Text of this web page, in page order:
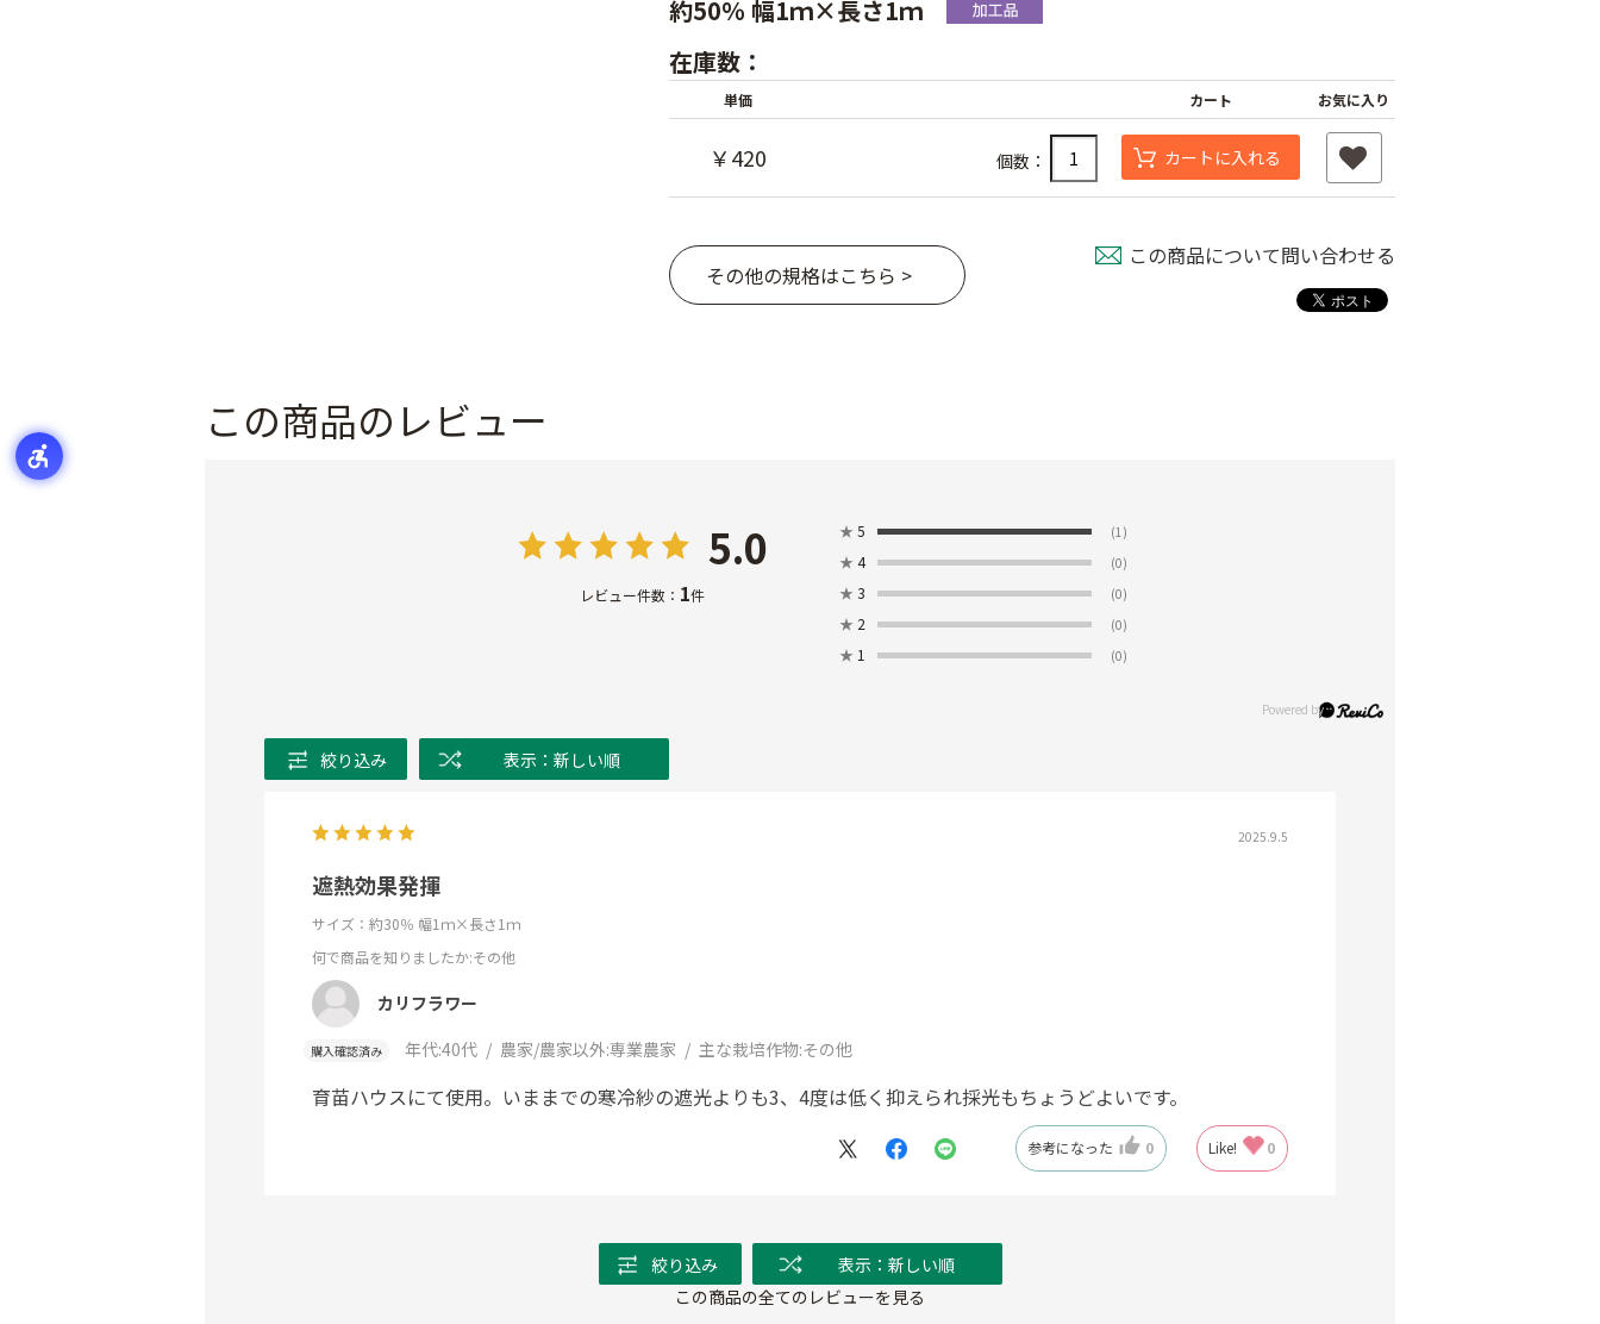
約50％ 幅1ｍ×長さ1ｍ
在庫数：
単価 カート お気に入り
￥420 個数： カートに入れる
その他の規格はこちら >
この商品について問い合わせる
この商品のレビュー
5.0
レビュー件数： 1件
★ 5 (1)
★ 4 (0)
★ 3 (0)
★ 2 (0)
★ 1 (0)
絞り込み 表示：新しい順
2025.9.5
遮熱効果発揮
サイズ：約30％ 幅1ｍ×長さ1ｍ
何で商品を知りましたか:その他
カリフラワー
購入確認済み 年代:40代 農家/農家以外:専業農家 主な栽培作物:その他
育苗ハウスにて使用。いままでの寒冷紗の遮光よりも3、4度は低く抑えられ採光もちょうどよいです。
参考になった 0 Like! 0
絞り込み
表示：新しい順
この商品の全てのレビューを見る